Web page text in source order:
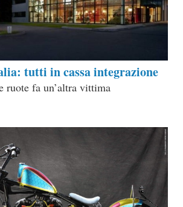
tutti in cassa integrazione
ruote fa un’altra vittima